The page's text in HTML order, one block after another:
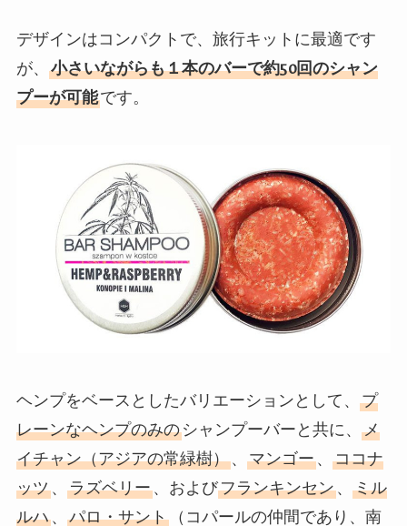
デザインはコンパクトで、旅行キットに最適です
が、 小さいながらも１本のバーで約50回のシャン
プーが可能です。
ヘンプをベースとしたバリエーションとして、 プ
レーンなヘンプのみのシャンプーバーと共に、 メ
イチャン（アジアの常緑樹）、 マンゴー、 ココナ
ッツ、 ラズベリー、およびフランキンセン、 ミル
ルハ、 パロ・サント（コパールの仲間であり、南